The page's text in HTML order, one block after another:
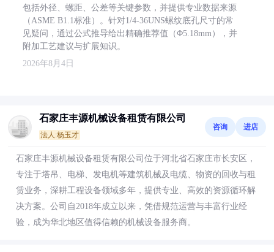
包括外径、螺距、公差等关键参数，并提供专业数据来源
（ASME B1.1标准）。针对1/4-36UNS螺纹底孔尺寸的常
见疑问，通过公式推导给出精确推荐值（Φ5.18mm），并
附加工艺建议与扩展知识。
2026年8月4日
石家庄丰源机械设备租赁有限公司
法人:杨玉才
咨询 进店
石家庄丰源机械设备租赁有限公司位于河北省石家庄市长安区，
专注于塔吊、电梯、发电机等建筑机械及电缆、物资的回收与租
赁业务，深耕工程设备领域多年，提供专业、高效的资源循环解
决方案。公司自2018年成立以来，凭借规范运营与丰富行业经
验，成为华北地区值得信赖的机械设备服务商。